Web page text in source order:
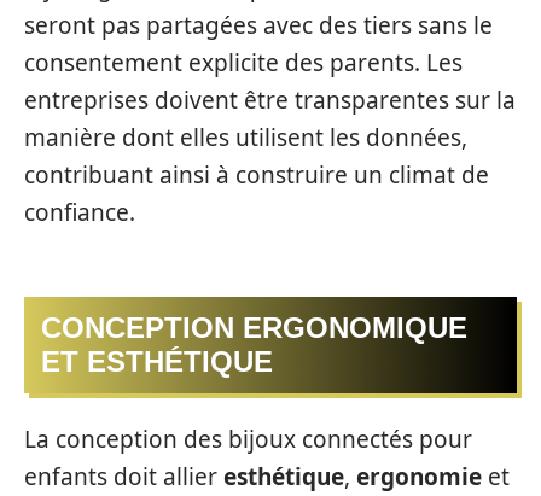
seront pas partagées avec des tiers sans le
consentement explicite des parents. Les
entreprises doivent être transparentes sur la
manière dont elles utilisent les données,
contribuant ainsi à construire un climat de
confiance.
CONCEPTION ERGONOMIQUE
ET ESTHÉTIQUE
La conception des bijoux connectés pour
enfants doit allieresthétique, ergonomie et